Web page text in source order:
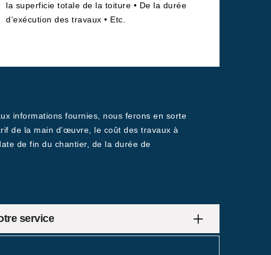
la superficie totale de la toiture • De la durée
d’exécution des travaux • Etc.
informations fournies, nous ferons en sorte
de la main d’œuvre, le coût des travaux à
de fin du chantier, de la durée de
service